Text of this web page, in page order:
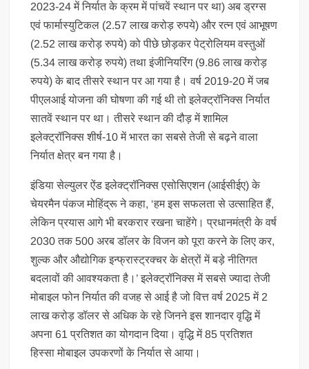
2023-24 में निर्यात के क्रम में पांचवें स्थान पर था) अब ड्रग्स
एवं फार्मास्युटिकल (2.57 लाख करोड़ रुपये) और रत्न एवं आभूषण
(2.52 लाख करोड़ रुपये) को पीछे छोड़कर पेट्रोलियम वस्तुओं
(5.34 लाख करोड़ रुपये) तथा इंजीनियरिंग (9.86 लाख करोड़
रुपये) के बाद तीसरे स्थान पर आ गया है। वर्ष 2019-20 में जब
पीएलआई योजना की घोषणा की गई थी तो इलेक्ट्रॉनिक्स निर्यात
सातवें स्थान पर था। तीसरे स्थान की दौड़ में शामिल
इलेक्ट्रॉनिक्स शीर्ष-10 में भारत का सबसे तेजी से बढ़ने वाला
निर्यात क्षेत्र बन गया है।
इंडिया सेल्युलर ऐंड इलेक्ट्रॉनिक्स एसोसिएशन (आईसीईए) के
चेयरमैन पंकज मोहिंद्रू ने कहा, ‘हम इस सफलता से उत्साहित हैं,
लेकिन प्रयास आगे भी बरकरार रखना चाहेंगे। प्रधानमंत्री के वर्ष
2030 तक 500 अरब डॉलर के विजन को पूरा करने के लिए कर,
शुल्क और औद्योगिक इन्फ्रास्ट्रक्चर के क्षेत्रों में बड़े नीतिगत
बदलावों की आवश्यकता है।’ इलेक्ट्रॉनिक्स में सबसे ज्यादा तेजी
मोबाइल फोन निर्यात की वजह से आई है जो वित्त वर्ष 2025 में 2
लाख करोड़ डॉलर से अधिक के रहे जिनने इस शानदार वृद्धि में
अपना 61 प्रतिशत का योगदान दिया। वृद्धि में 85 प्रतिशत
हिस्सा मोबाइल उपकरणों के निर्यात से आया।